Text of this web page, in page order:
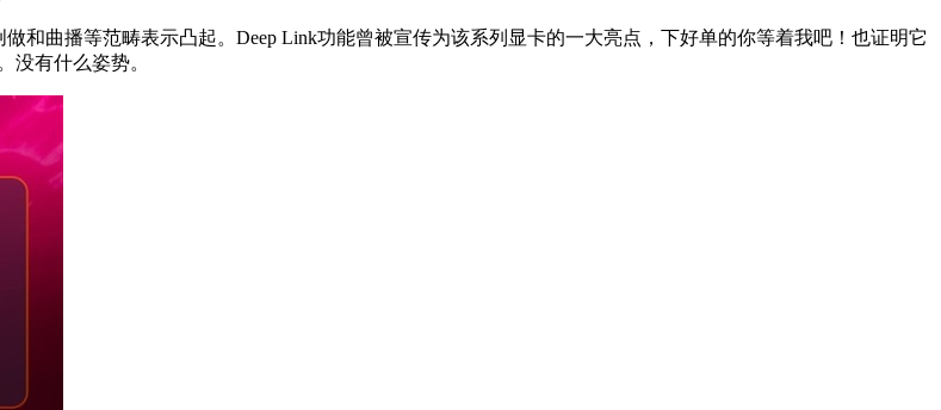
曲播等范畴表示凸起。Deep Link功能曾被宣传为该系列显卡的一大亮点，下好单的你等着我吧！也证明它
没有什么姿势。